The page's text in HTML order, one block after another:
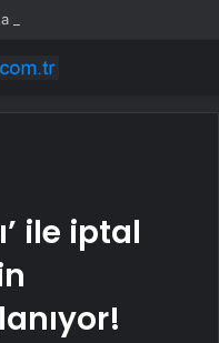
EDS geliyor
ile iptal